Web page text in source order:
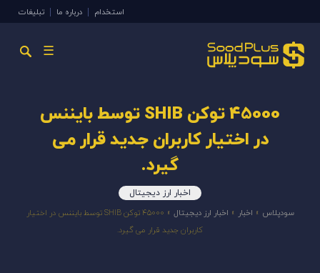
استخدام درباره ما تبلیغات
☰
45000 توکن SHIB توسط بایننس
در اختیار کاربران جدید قرار می
گیرد.
اخبار ارز دیجیتال
سودپلاس » اخبار » اخبار ارز دیجیتال »
45000 توکن SHIB توسط بایننس در اختیار
کاربران جدید قرار می گیرد.